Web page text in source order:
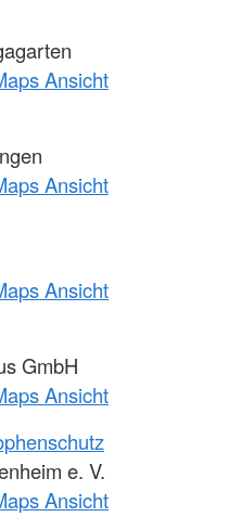
Ansicht
Ansicht
Ansicht
GmbH
Ansicht
e. V.
Ansicht